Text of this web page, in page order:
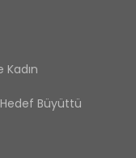
Büyüttü